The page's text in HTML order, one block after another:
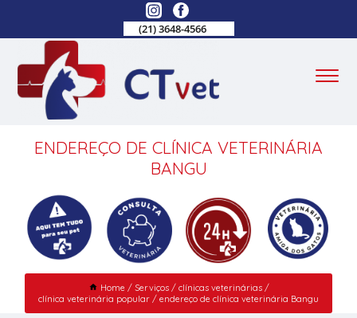
(21) 3648-4566
ENDEREÇO DE CLÍNICA VETERINÁRIA
BANGU
Home Serviços
clínicas veterinárias
clínica veterinária popular
endereço de clínica veterinária Bangu